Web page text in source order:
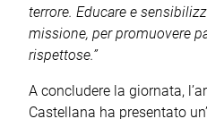
terrore. Educare e
missione, per promuovere
rispettose.”
A concludere la giornata,
Castellana ha presentato